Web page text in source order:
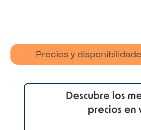
Precios y
Descubre los
precios en